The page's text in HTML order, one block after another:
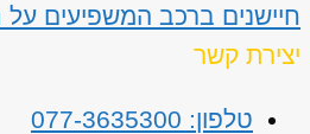
חיישנים ברכב המשפיעים על
יצירת קשר
טלפון: 077-3635300